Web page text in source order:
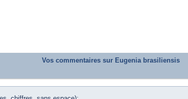
Vos commentaires sur Eugenia brasiliensis